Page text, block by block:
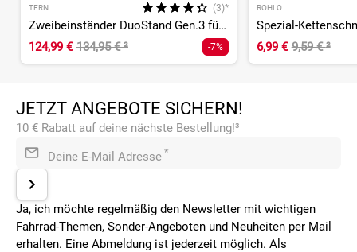
TERN (3)*
Zweibeinständer DuoStand Gen.3 für HSD Gen.1+2/QH
124,99 € 134,95 €² -7%
ROHLO
6,99 € 9,59 €²
JETZT ANGEBOTE SICHERN!
10 € Rabatt auf deine nächste Bestellung!³
Deine E-Mail Adresse *
Ja, ich möchte regelmäßig den Newsletter mit wichtigen
Fahrrad-Themen, Sonder-Angeboten und Neuheiten per Mail
erhalten. Eine Abmeldung ist jederzeit möglich. Als